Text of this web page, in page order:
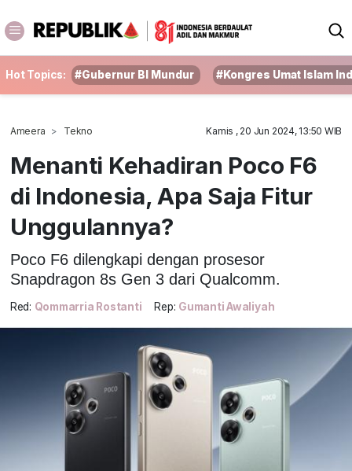
Hot Topics: #Gubernur BI Mundur #Kongres Umat Islam
Ameera Tekno Kamis , 20 Jun 2024, 13:50 WIB
Menanti Kehadiran Poco F6
di Indonesia, Apa Saja Fitur
Unggulannya?
Poco F6 dilengkapi dengan prosesor
Snapdragon 8s Gen 3 dari Qualcomm.
Red: Qommarria Rostanti Rep: Gumanti Awaliyah